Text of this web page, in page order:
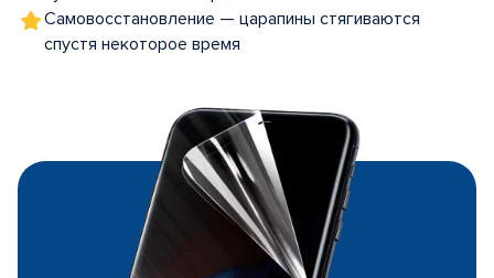
Самовосстановление — царапины стягиваются
спустя некоторое время